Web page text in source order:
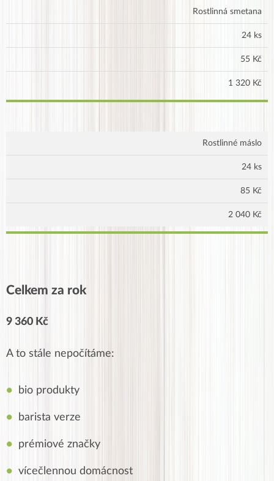
Rostlinná smetana
24 ks
55 Kč
1 320 Kč
Rostlinné máslo
24 ks
85 Kč
2 040 Kč
Celkem za rok
9 360 Kč
A to stále nepočítáme:
bio produkty
barista verze
prémiové značky
vícečlennou domácnost